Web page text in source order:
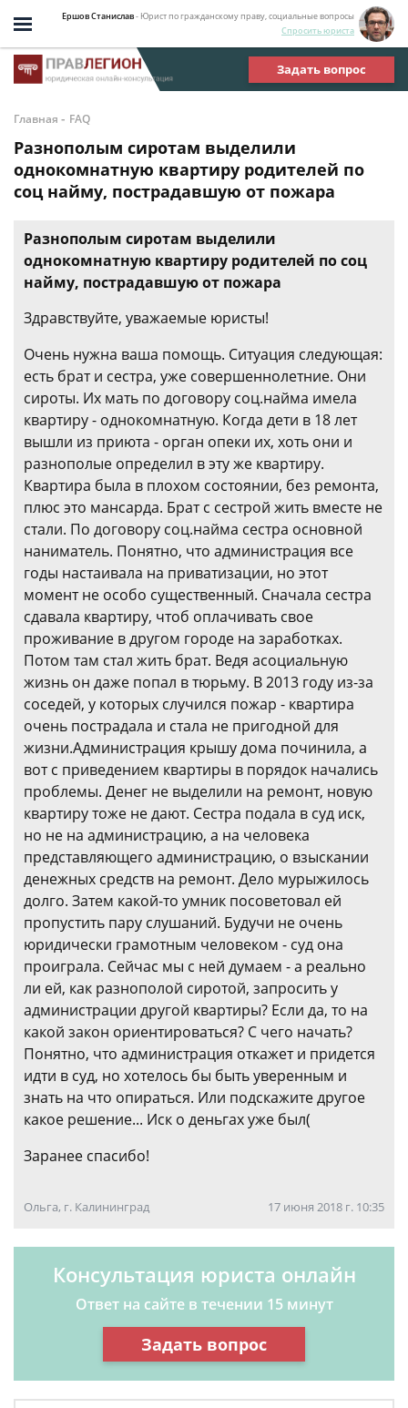
Ершов Станислав- Юрист по гражданскому праву, социальные вопросы
Спросить юриста
Задать вопрос
Главная - FAQ
Разнополым сиротам выделили
однокомнатную квартиру родителей по
соц найму, пострадавшую от пожара
Разнополым сиротам выделили
однокомнатную квартиру родителей по соц
найму, пострадавшую от пожара
Здравствуйте, уважаемые юристы!
Очень нужна ваша помощь. Ситуация следующая:
есть брат и сестра, уже совершеннолетние. Они
сироты. Их мать по договору соц.найма имела
квартиру - однокомнатную. Когда дети в 18 лет
вышли из приюта - орган опеки их, хоть они и
разнополые определил в эту же квартиру.
Квартира была в плохом состоянии, без ремонта,
плюс это мансарда. Брат с сестрой жить вместе не
стали. По договору соц.найма сестра основной
наниматель. Понятно, что администрация все
годы настаивала на приватизации, но этот
момент не особо существенный. Сначала сестра
сдавала квартиру, чтоб оплачивать свое
проживание в другом городе на заработках.
Потом там стал жить брат. Ведя асоциальную
жизнь он даже попал в тюрьму. В 2013 году из-за
соседей, у которых случился пожар - квартира
очень пострадала и стала не пригодной для
жизни.Администрация крышу дома починила, а
вот с приведением квартиры в порядок начались
проблемы. Денег не выделили на ремонт, новую
квартиру тоже не дают. Сестра подала в суд иск,
но не на администрацию, а на человека
представляющего администрацию, о взыскании
денежных средств на ремонт. Дело мурыжилось
долго. Затем какой-то умник посоветовал ей
пропустить пару слушаний. Будучи не очень
юридически грамотным человеком - суд она
проиграла. Сейчас мы с ней думаем - а реально
ли ей, как разнополой сиротой, запросить у
администрации другой квартиры? Если да, то на
какой закон ориентироваться? С чего начать?
Понятно, что администрация откажет и придется
идти в суд, но хотелось бы быть уверенным и
знать на что опираться. Или подскажите другое
какое решение... Иск о деньгах уже был(
Заранее спасибо!
Ольга, г. Калининград 17 июня 2018 г. 10:35
Консультация юриста онлайн
Ответ на сайте в течении 15 минут
Задать вопрос